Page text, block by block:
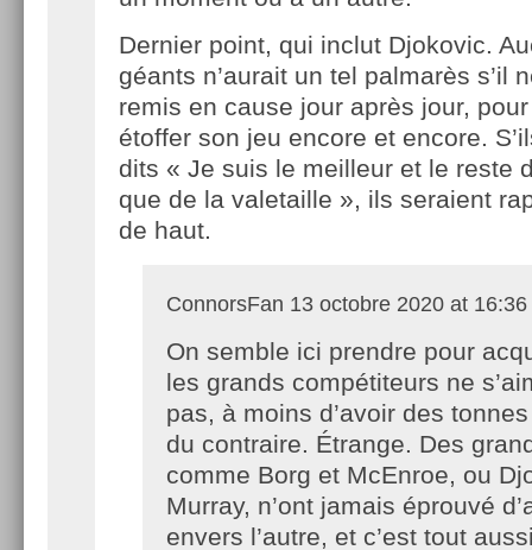
Dernier point, qui inclut Djokovic.
géants n’aurait un tel palmarès s’il
remis en cause jour après jour,
étoffer son jeu encore et encore.
dits « Je suis le meilleur et le reste
que de la valetaille », ils seraient
de haut.
ConnorsFan 13 octobre 2020 at 16:36
On semble ici prendre pour
les grands compétiteurs ne
pas, à moins d’avoir des
du contraire. Étrange. Des
comme Borg et McEnroe, ou
Murray, n’ont jamais éprouvé
envers l’autre, et c’est tout